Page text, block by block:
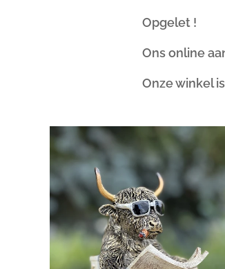
Opgelet !
Ons online
Onze winkel